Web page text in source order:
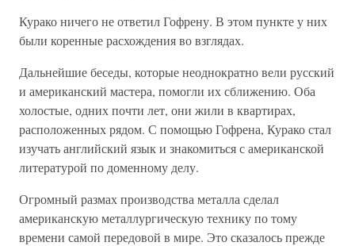
Курако ничего не ответил Гофрену. В этом пункте у них
были коренные расхождения во взглядах.
Дальнейшие беседы, которые неоднократно вели русский
и американский мастера, помогли их сближению. Оба
холостые, одних почти лет, они жили в квартирах,
расположенных рядом. С помощью Гофрена, Курако стал
изучать английский язык и знакомиться с американской
литературой по доменному делу.
Огромный размах производства металла сделал
американскую металлургическую технику по тому
времени самой передовой в мире. Это сказалось прежде